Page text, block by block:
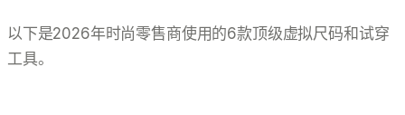
以下是2026年时尚零售商使用的6款顶级虚拟尺码和试穿
工具。